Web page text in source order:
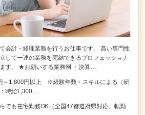
会計・経理業務を行うお仕事です。 高い専門性
して一連の業務を完結できるプロフェッショナ
す。 ★お願いする業務例 ・決算…
～1,800円以上 ※経験年数・スキルによる（研
時給1,300…
でも在宅勤務OK（全国47都道府県対応、転勤